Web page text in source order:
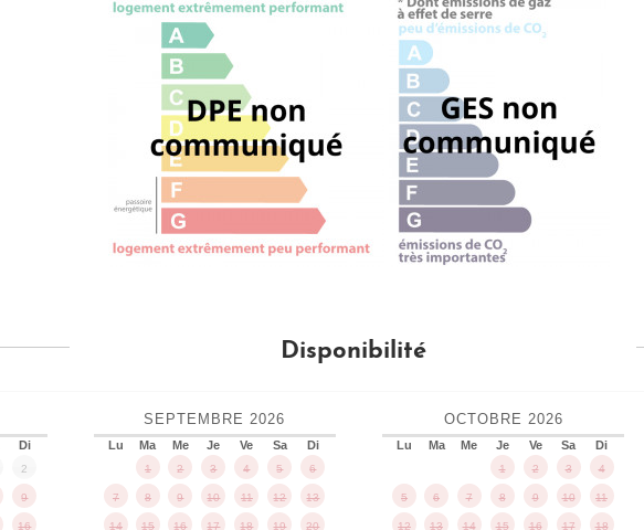
Disponibilité
Di
2
9
16
SEPTEMBRE 2026
Lu Ma Me Je Ve Sa Di
1 2 3 4 5 6
7 8 9 10 11 12 13
14 15 16 17 18 19 20
OCTOBRE 2026
Lu Ma Me Je Ve Sa Di
1 2 3 4
5 6 7 8 9 10 11
12 13 14 15 16 17 18